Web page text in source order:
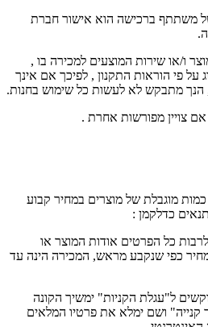
של משתתף ברכישה הוא אישור חברת
ו/או שירות המוצעים למכירה בו ,
על פי הוראות התקנון , לפיכך אם אינך
הנך מתבקש לא לעשות כל שימוש בחנות.
מוגבלת של מוצרים במחיר קבוע
כדלקמן :
כל הפרטים אודות המוצר או
כפי שנקבע מראש, המכירה הינה עד
ל"עגלת הקניות" ימשיך הקונה
קנייה" ושם ימלא את פרטיו המלאים